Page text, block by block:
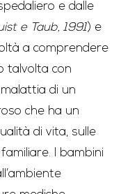
e dalle
e Taub, 1991) e
a comprendere
talvolta con
di un
che ha un
di vita, sulle
I bambini